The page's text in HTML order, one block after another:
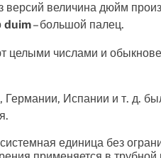
версий величина дюйм
duim– большой палец.
целыми числами и
Германии, Испании и т. д.
единица без